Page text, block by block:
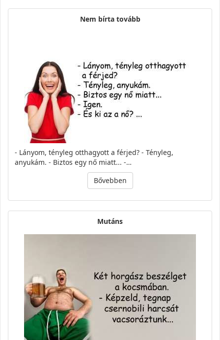
Nem bírta tovább
- Lányom, tényleg otthagyott a férjed? - Tényleg,
anyukám. - Biztos egy nő miatt... -…
Bővebben
Mutáns